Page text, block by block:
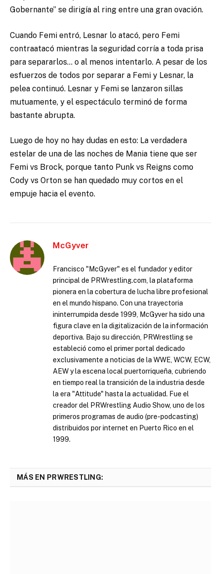
Gobernante” se dirigía al ring entre una gran ovación.
Cuando Femi entró, Lesnar lo atacó, pero Femi
contraatacó mientras la seguridad corría a toda prisa
para separarlos… o al menos intentarlo. A pesar de los
esfuerzos de todos por separar a Femi y Lesnar, la
pelea continuó. Lesnar y Femi se lanzaron sillas
mutuamente, y el espectáculo terminó de forma
bastante abrupta.
Luego de hoy no hay dudas en esto: La verdadera
estelar de una de las noches de Mania tiene que ser
Femi vs Brock, porque tanto Punk vs Reigns como
Cody vs Orton se han quedado muy cortos en el
empuje hacia el evento.
McGyver
Francisco "McGyver" es el fundador y editor
principal de PRWrestling.com, la plataforma
pionera en la cobertura de lucha libre profesional
en el mundo hispano. Con una trayectoria
ininterrumpida desde 1999, McGyver ha sido una
figura clave en la digitalización de la información
deportiva. Bajo su dirección, PRWrestling se
estableció como el primer portal dedicado
exclusivamente a noticias de la WWE, WCW, ECW,
AEW y la escena local puertorriqueña, cubriendo
en tiempo real la transición de la industria desde
la era "Attitude" hasta la actualidad. Fue el
creador del PRWrestling Audio Show, uno de los
primeros programas de audio (pre-podcasting)
distribuidos por internet en Puerto Rico en el
1999.
MÁS EN PRWRESTLING: